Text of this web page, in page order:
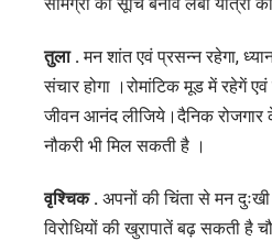
तुला .मन शांत एवं प्रसन्न रहेगा,
संचार होगा ।रोमांटिक मूड में रहेगें
जीवन आनंद लीजिये।दैनिक रोजगार
नौकरी भी मिल सकती है ।
वृश्चिक . अपनों की चिंता से मन
विरोधियों की खुरापातें बढ़ सकती है